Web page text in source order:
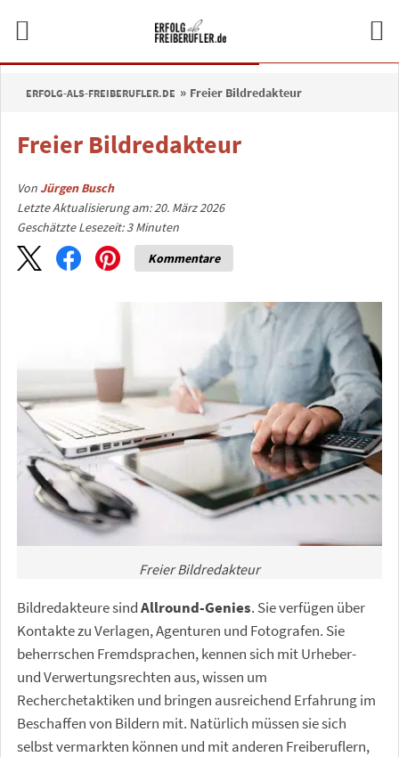
ERFOLG-ALS-FREIBERUFLER.DE Freier Bildredakteur
Freier Bildredakteur
VonJürgen Busch
Letzte Aktualisierung am: 20. März 2026
Geschätzte Lesezeit:3 Minuten
Kommentare
Freier Bildredakteur
Bildredakteure sindAllround-Genies. Sie verfügen über
Kontakte zu Verlagen, Agenturen und Fotografen. Sie
beherrschen Fremdsprachen, kennen sich mit Urheber-
und Verwertungsrechten aus, wissen um
Recherchetaktiken und bringen ausreichend Erfahrung im
Beschaffen von Bildern mit. Natürlich müssen sie sich
selbst vermarkten können und mit anderen Freiberuflern,